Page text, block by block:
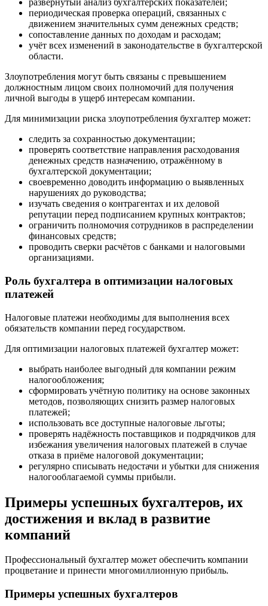
развёрнутый анализ бухгалтерских показателей;
периодическая проверка операций, связанных с
движением значительных сумм денежных средств;
сопоставление данных по доходам и расходам;
учёт всех изменений в законодательстве в бухгалтерской
области.
Злоупотребления могут быть связаны с превышением
должностным лицом своих полномочий для получения
личной выгоды в ущерб интересам компании.
Для минимизации риска злоупотребления бухгалтер может:
следить за сохранностью документации;
проверять соответствие направления расходования
денежных средств назначению, отражённому в
бухгалтерской документации;
своевременно доводить информацию о выявленных
нарушениях до руководства;
изучать сведения о контрагентах и их деловой
репутации перед подписанием крупных контрактов;
ограничить полномочия сотрудников в распределении
финансовых средств;
проводить сверки расчётов с банками и налоговыми
организациями.
Роль бухгалтера в оптимизации налоговых
платежей
Налоговые платежи необходимы для выполнения всех
обязательств компании перед государством.
Для оптимизации налоговых платежей бухгалтер может:
выбрать наиболее выгодный для компании режим
налогообложения;
сформировать учётную политику на основе законных
методов, позволяющих снизить размер налоговых
платежей;
использовать все доступные налоговые льготы;
проверять надёжность поставщиков и подрядчиков для
избежания увеличения налоговых платежей в случае
отказа в приёме налоговой документации;
регулярно списывать недостачи и убытки для снижения
налогооблагаемой суммы прибыли.
Примеры успешных бухгалтеров, их
достижения и вклад в развитие
компаний
Профессиональный бухгалтер может обеспечить компании
процветание и принести многомиллионную прибыль.
Примеры успешных бухгалтеров